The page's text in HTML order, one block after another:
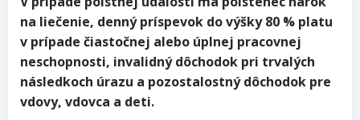
na liečenie, denný príspevok do výšky 80 % platu
v prípade čiastočnej alebo úplnej pracovnej
neschopnosti, invalidný dôchodok pri trvalých
následkoch úrazu a pozostalostný dôchodok pre
vdovy, vdovca a deti.